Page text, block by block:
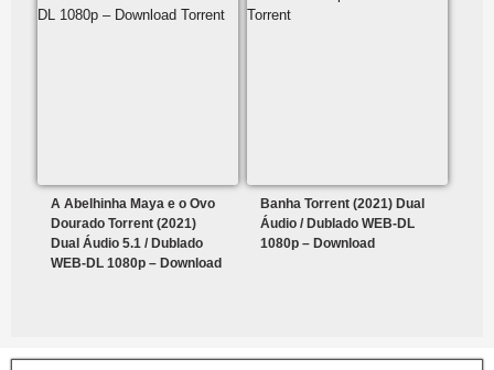
A Abelhinha Maya e o Ovo
Dourado Torrent (2021)
Dual Áudio 5.1 / Dublado
WEB-DL 1080p – Download
Banha Torrent (2021) Dual
Áudio / Dublado WEB-DL
1080p – Download